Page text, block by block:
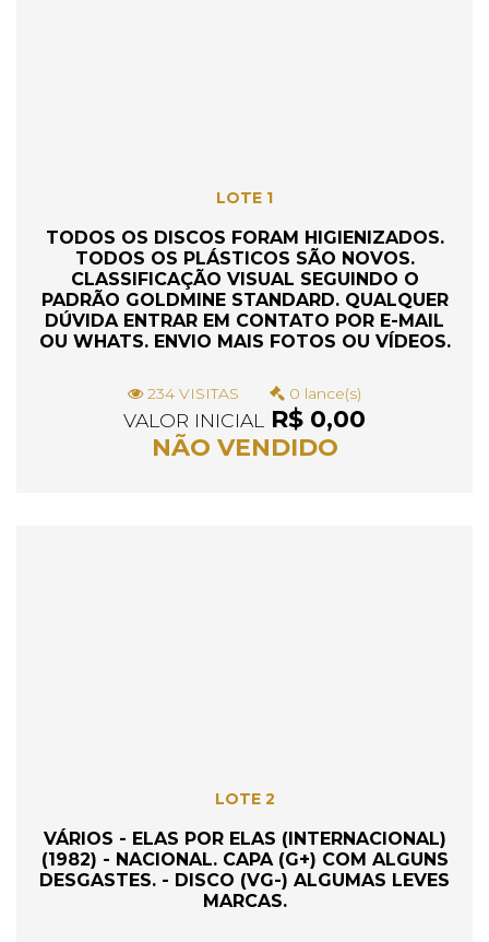
LOTE 1
TODOS OS DISCOS FORAM HIGIENIZADOS.
TODOS OS PLÁSTICOS SÃO NOVOS.
CLASSIFICAÇÃO VISUAL SEGUINDO O
PADRÃO GOLDMINE STANDARD. QUALQUER
DÚVIDA ENTRAR EM CONTATO POR E-MAIL
OU WHATS. ENVIO MAIS FOTOS OU VÍDEOS.
234 VISITAS 0 lance(s)
VALOR INICIAL
R$ 0,00
NÃO VENDIDO
LOTE 2
VÁRIOS - ELAS POR ELAS (INTERNACIONAL)
(1982) - NACIONAL. CAPA (G+) COM ALGUNS
DESGASTES. - DISCO (VG-) ALGUMAS LEVES
MARCAS.